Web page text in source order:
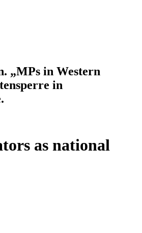
„MPs in Western
in
as national